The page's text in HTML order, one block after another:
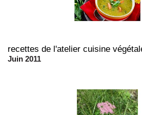
recettes de l'atelier cuisine
Juin 2011